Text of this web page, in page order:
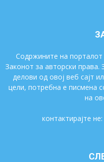
Содржините на
Законот за авторски
делови од овој веб сајт
цели, потребна е писмена
на
контактирајте не: